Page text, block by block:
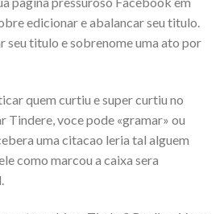
edicionar e abalancar seu titulo.
seu titulo e sobrenome uma ato por
quem curtiu e super curtiu no
Tindere, voce pode «gramar» ou
uma citacao leria tal alguem
como marcou a caixa sera